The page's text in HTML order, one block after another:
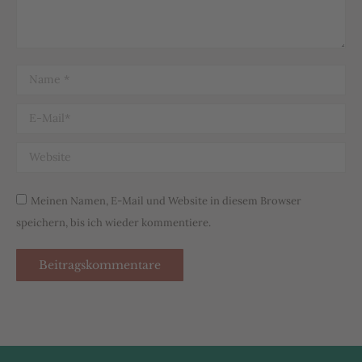
Name *
E-Mail *
Website
Meinen Namen, E-Mail und Website in diesem Browser
speichern, bis ich wieder kommentiere.
Beitragskommentare